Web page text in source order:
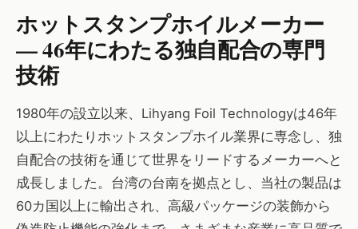
ホットスタンプホイルメーカー
— 46年にわたる独自配合の専門
技術
1980年の設立以来、Lihyang Foil Technologyは46年
以上にわたりホットスタンプホイル業界に専念し、独
自配合の技術を通じて世界をリードするメーカーへと
成長しました。台湾の台南を拠点とし、当社の製品は
60カ国以上に輸出され、高級パッケージの装飾から